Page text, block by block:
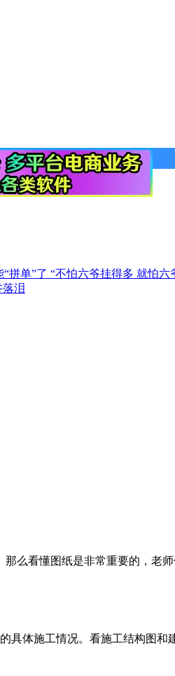
拼单”了 “不怕六爷挂得多 就怕六
泪
么看懂图纸是非常重要的，老
体施工情况。看施工结构图